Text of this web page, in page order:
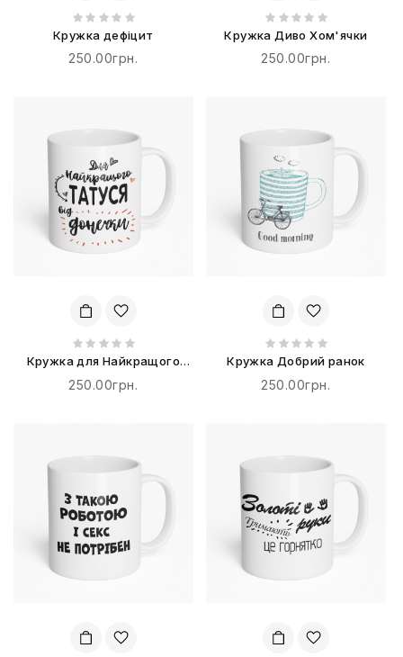
Кружка дефіцит
250.00грн.
Кружка Диво Хом'ячки
250.00грн.
Кружка для Найкращого
татуся від донечки
250.00грн.
Кружка Добрий ранок
250.00грн.